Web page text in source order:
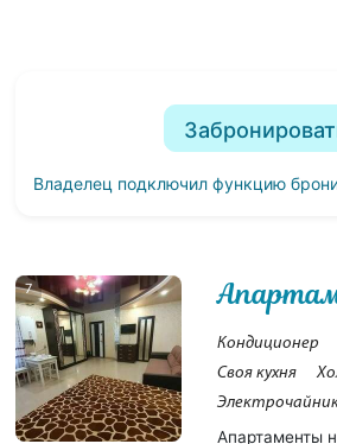
Владелец подключил функцию
7
Кондиционер
Своя кухня
Апартаменты